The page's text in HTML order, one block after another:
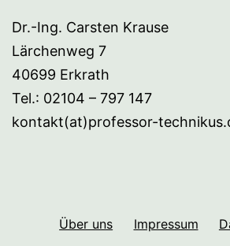
Dr.-Ing. Carsten Krause
Lärchenweg 7
40699 Erkrath
Tel.: 02104 – 797 147
kontakt(at)professor-
Über uns Impressum